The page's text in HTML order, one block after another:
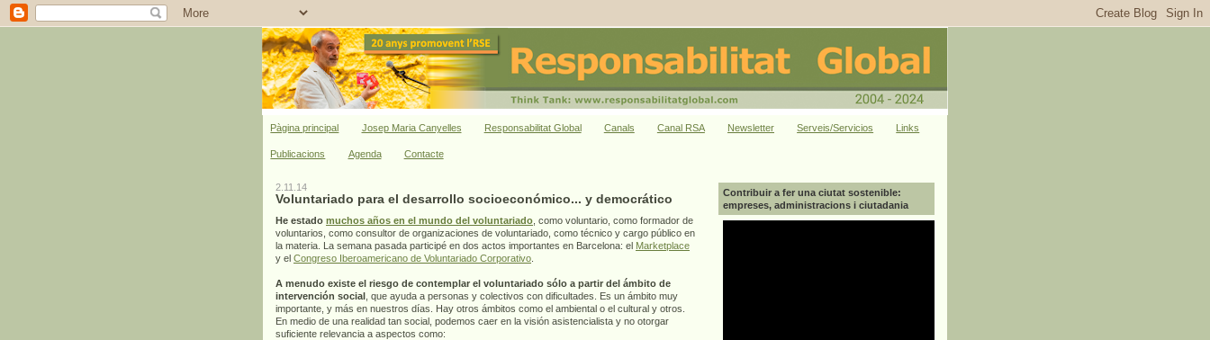
Pàgina principal Josep Maria Canyelles Responsabilitat Global Canals Canal RSA Newsletter Serveis/Servicios Links
Publicacions Agenda Contacte
2.11.14
Voluntariado para el desarrollo socioeconómico... y democrático
He estado muchos años en el mundo del voluntariado , como voluntario, como formador de
voluntarios, como consultor de organizaciones de voluntariado, como técnico y cargo público en
la materia. La semana pasada participé en dos actos importantes en Barcelona: el Marketplace
y el Congreso Iberoamericano de Voluntariado Corporativo
A menudo existe el riesgo de contemplar el voluntariado sólo a partir del ámbito de
intervención social , que ayuda a personas y colectivos con dificultades. Es un ámbito muy
importante, y más en nuestros días. Hay otros ámbitos como el ambiental o el cultural y otros.
En medio de una realidad tan social, podemos caer en la visión asistencialista y no otorgar
suficiente relevancia a aspectos como:
Contribuir a fer una ciutat sostenible:
empreses, administracions i ciutadania